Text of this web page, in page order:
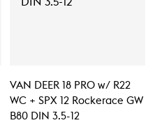
VAN DEER 18 PRO w/ R22
WC + SPX 12 Rockerace GW
B80 DIN 3.5-12